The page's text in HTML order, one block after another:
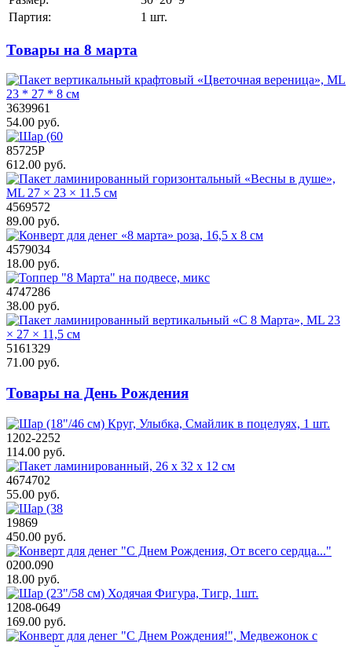
Партия:
1 шт.
Товары на 8 марта
3639961
54.00 руб.
85725P
612.00 руб.
4569572
89.00 руб.
4579034
18.00 руб.
4747286
38.00 руб.
5161329
71.00 руб.
Товары на День Рождения
1202-2252
114.00 руб.
4674702
55.00 руб.
19869
450.00 руб.
0200.090
18.00 руб.
1208-0649
169.00 руб.